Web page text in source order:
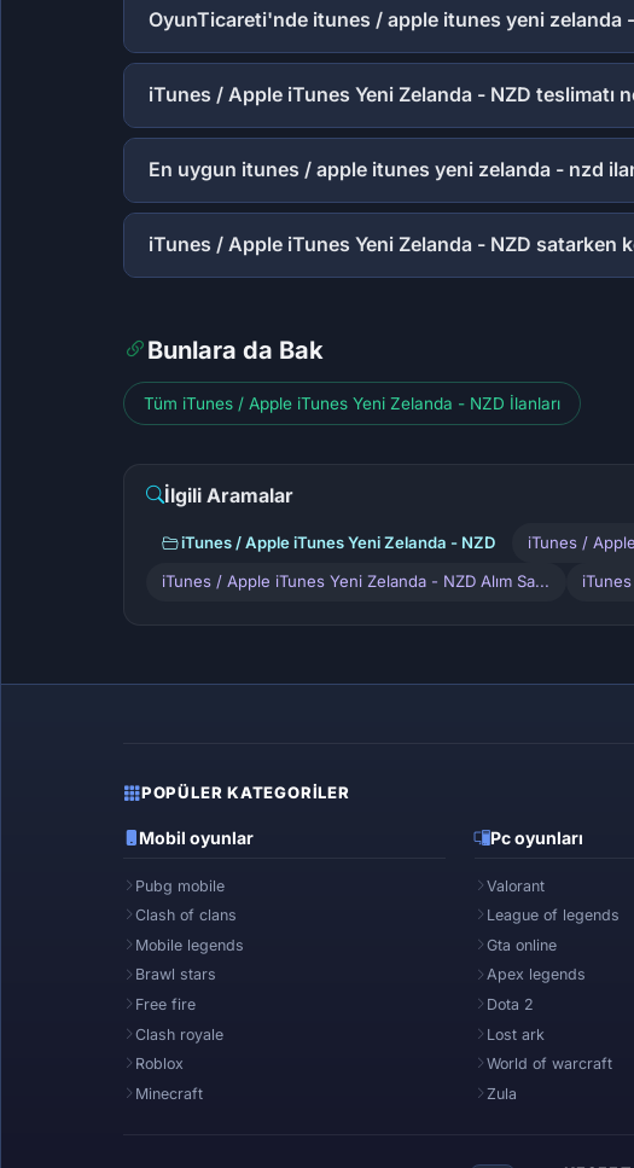
OyunTicareti'nde itunes / apple itunes yeni zelanda
iTunes / Apple iTunes Yeni Zelanda - NZD teslimatı
En uygun itunes / apple itunes yeni zelanda - nzd
iTunes / Apple iTunes Yeni Zelanda - NZD satarken
Bunlara da Bak
Tüm iTunes / Apple iTunes Yeni Zelanda - NZD İlanları
İlgili Aramalar
iTunes / Apple iTunes Yeni Zelanda - NZD iTunes /
iTunes / Apple iTunes Yeni Zelanda - NZD Alım Sa...
POPÜLER KATEGORILER
Mobil oyunlar
Pubg mobile
Clash of clans
Mobile legends
Brawl stars
Free fire
Clash royale
Roblox
Minecraft
Pc oyunları
Valorant
League of legends
Gta online
Apex legends
Dota 2
Lost ark
World of warcraft
Zula